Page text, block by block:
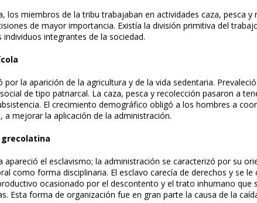
los miembros de la tribu trabajaban en actividades caza, pesca
de mayor importancia. Existía la división primitiva del
individuos integrantes de la sociedad.
por la aparición de la agricultura y de la vida sedentaria.
de tipo patriarcal. La caza, pesca y recolección pasaron a
El crecimiento demográfico obligó a los hombres a
a mejorar la aplicación de la administración.
apareció el esclavismo; la administración se caracterizó por su
como forma disciplinaria. El esclavo carecía de derechos y se
ocasionado por el descontento y el trato inhumano que
Esta forma de organización fue en gran parte la causa de la